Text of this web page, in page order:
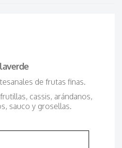
de frutas finas.
cassis, arándanos,
sauco y grosellas.